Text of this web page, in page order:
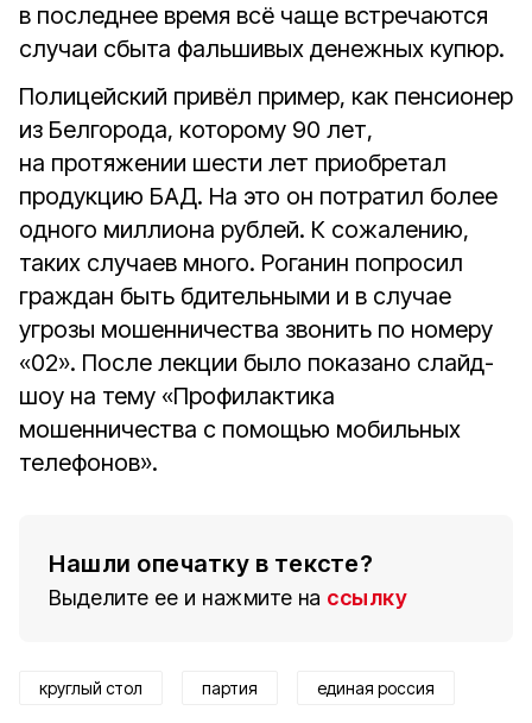
в последнее время всё чаще встречаются
случаи сбыта фальшивых денежных купюр.
Полицейский привёл пример, как пенсионер
из Белгорода, которому 90 лет,
на протяжении шести лет приобретал
продукцию БАД. На это он потратил более
одного миллиона рублей. К сожалению,
таких случаев много. Роганин попросил
граждан быть бдительными и в случае
угрозы мошенничества звонить по номеру
«02». После лекции было показано слайд-
шоу на тему «Профилактика
мошенничества с помощью мобильных
телефонов».
Нашли опечатку в тексте?
Выделите ее и нажмите на ссылку
круглый стол партия единая россия